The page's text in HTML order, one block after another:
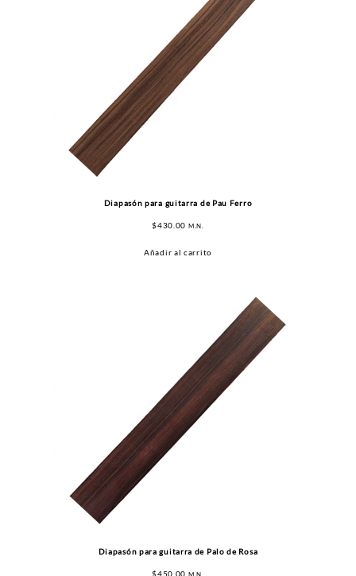
Diapasón para guitarra de Pau Ferro
$430.00 M.N.
Añadir al carrito
Diapasón para guitarra de Palo de Rosa
$450.00